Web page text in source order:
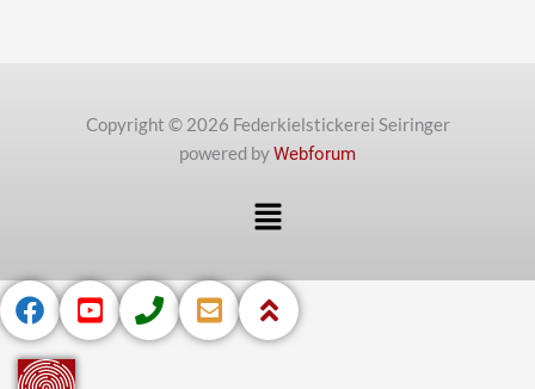
Copyright © 2026 Federkielstickerei Seiringer
powered byWebforum
Menü